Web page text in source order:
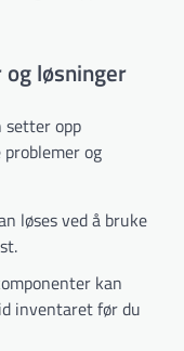
løsninger
setter opp
og
løses ved å bruke
kan
inventaret før du